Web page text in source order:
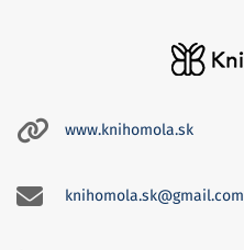
www.knihomola.sk
knihomola.sk@gmail.com